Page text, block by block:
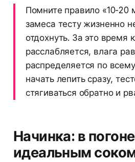
Помните правило «10-20
замеса тесту жизненно
отдохнуть. За это время
расслабляется, влага
распределяется по
начать лепить сразу,
стягиваться обратно и
Начинка: в
идеальным